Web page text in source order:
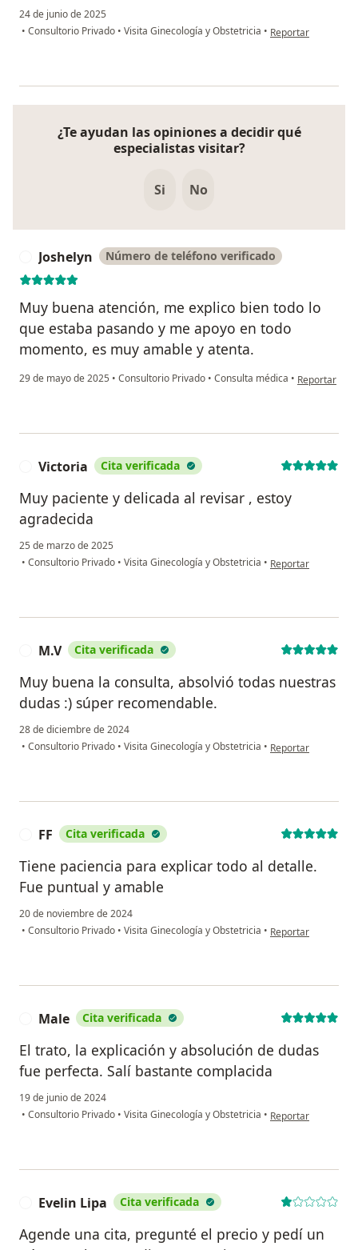
24 de junio de 2025
• Consultorio Privado • Visita Ginecología y Obstetricia • en opinión del
Reportar
¿Te ayudan las opiniones a decidir qué
especialistas visitar?
Si No
Joshelyn Número de teléfono verificado
Muy buena atención, me explico bien todo lo
que estaba pasando y me apoyo en todo
momento, es muy amable y atenta.
29 de mayo de 2025 • Consultorio Privado • Consulta médica • en opinión
Reportar
Victoria Cita verificada
Muy paciente y delicada al revisar , estoy
agradecida
25 de marzo de 2025
• Consultorio Privado • Visita Ginecología y Obstetricia • en opinión del
Reportar
M.V Cita verificada
Muy buena la consulta, absolvió todas nuestras
dudas :) súper recomendable.
28 de diciembre de 2024
• Consultorio Privado • Visita Ginecología y Obstetricia • en opinión del
Reportar
FF Cita verificada
Tiene paciencia para explicar todo al detalle.
Fue puntual y amable
20 de noviembre de 2024
• Consultorio Privado • Visita Ginecología y Obstetricia • en opinión del
Reportar
Male Cita verificada
El trato, la explicación y absolución de dudas
fue perfecta. Salí bastante complacida
19 de junio de 2024
• Consultorio Privado • Visita Ginecología y Obstetricia • en opinión del
Reportar
Evelin Lipa Cita verificada
Agende una cita, pregunté el precio y pedí un